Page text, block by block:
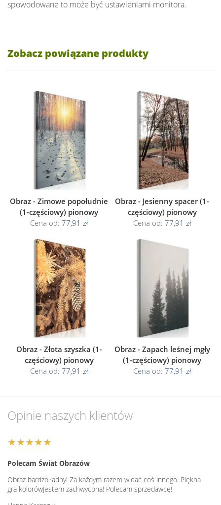
spowodowane to może być ustawieniami monitora.
Zobacz powiązane produkty
Obraz - Zimowe popołudnie
(1-częściowy) pionowy
Cena od: 77,91 zł
Obraz - Jesienny spacer (1-
częściowy) pionowy
Cena od: 77,91 zł
Obraz - Złota szyszka (1-
częściowy) pionowy
Cena od: 77,91 zł
Obraz - Zapach leśnej mgły
(1-częściowy) pionowy
Cena od: 77,91 zł
Opinie naszych klientów
★★★★★
Polecam Świat Obrazów
Obraz bardzo ładny! Za każdym razem widać coś innego. Piękna
gra kolorówJestem zachwycona! Polecam sprzedawcę!